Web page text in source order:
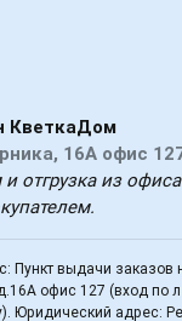
КветкаДом
16А офис
отгрузка из
Пункт выдачи заказов
офис 127 (вход по
Юридический адрес: